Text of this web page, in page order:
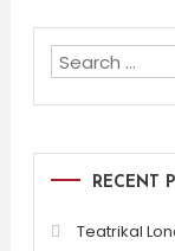
RECENT
Teatrikal